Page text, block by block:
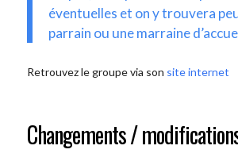
éventuelles et on y trouvera
parrain ou une marraine
Retrouvez le groupe via son site internet
Changements /